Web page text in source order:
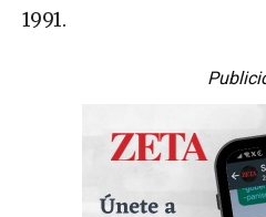
1991.